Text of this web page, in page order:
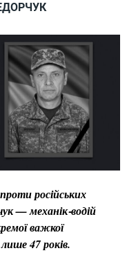
російських
— механік‑водій
важкої
47 років.